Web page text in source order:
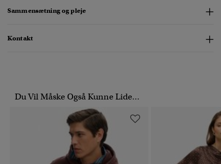
Sammensætning og pleje
Kontakt
Du Vil Måske Også Kunne Lide...